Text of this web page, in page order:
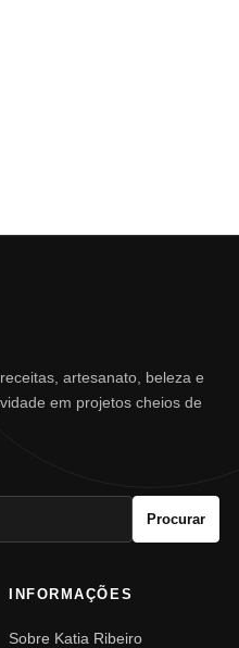
artesanato, beleza e
em projetos cheios de
Procurar
INFORMAÇÕES
Sobre Katia Ribeiro